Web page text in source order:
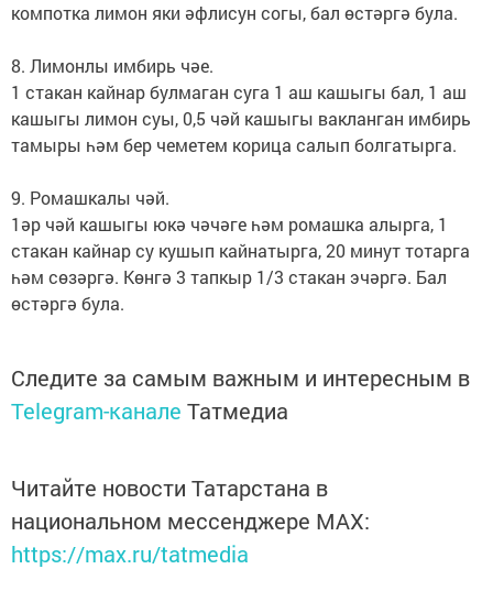
компотка лимон яки әфлисун согы, бал өстәргә була.
8. Лимонлы имбирь чәе.
1 стакан кайнар булмаган суга 1 аш кашыгы бал, 1 аш
кашыгы лимон суы, 0,5 чәй кашыгы вакланган имбирь
тамыры һәм бер чеметем корица салып болгатырга.
9. Ромашкалы чәй.
1әр чәй кашыгы юкә чәчәге һәм ромашка алырга, 1
стакан кайнар су кушып кайнатырга, 20 минут тотарга
һәм сөзәргә. Көнгә 3 тапкыр 1/3 стакан эчәргә. Бал
өстәргә була.
Следите за самым важным и интересным в
Telegram-канале Татмедиа
Читайте новости Татарстана в
национальном мессенджере MАХ:
https://max.ru/tatmedia